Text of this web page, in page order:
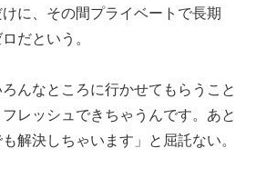
に、その間プライベートで長期
だという。
んなところに行かせてもらうこと
レッシュできちゃうんです。あと
解決しちゃいます」と屈託ない。